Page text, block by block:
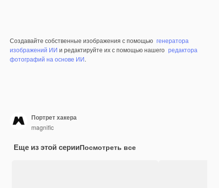
Создавайте собственные изображения с помощью генератора
изображений ИИ и редактируйте их с помощью нашего редактора
фотографий на основе ИИ.
Портрет хакера
magnific
Еще из этой серииПосмотреть все